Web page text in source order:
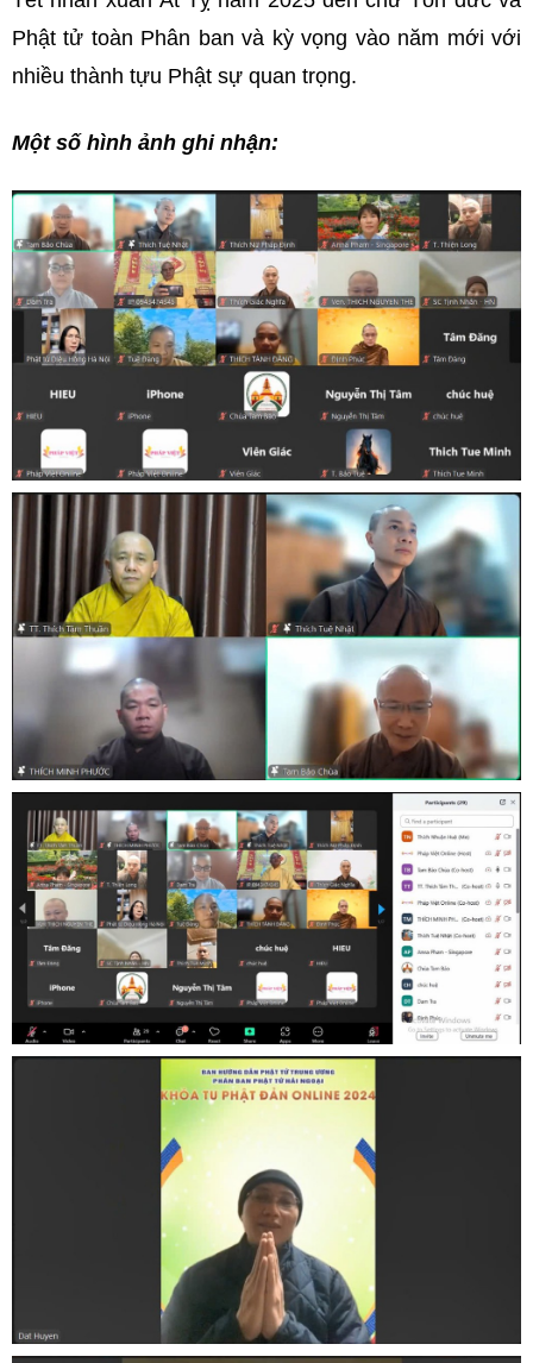
Phật tử toàn Phân ban và kỳ vọng vào năm mới với
nhiều thành tựu Phật sự quan trọng.
Một số hình ảnh ghi nhận: